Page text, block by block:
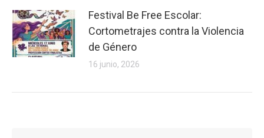
Festival Be Free Escolar:
Cortometrajes contra la Violencia
de Género
16 junio, 2026